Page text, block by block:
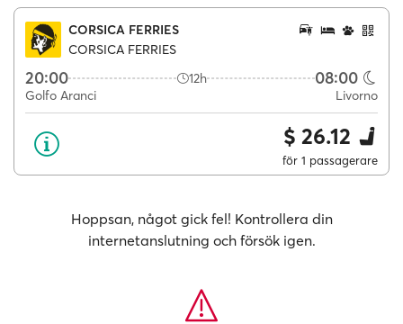
CORSICA FERRIES
CORSICA FERRIES
20:00 12h 08:00
Golfo Aranci Livorno
$ 26.12
för 1 passagerare
Hoppsan, något gick fel! Kontrollera din
internetanslutning och försök igen.